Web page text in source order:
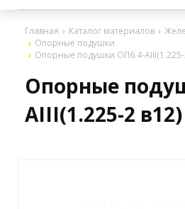
Главная Каталог материалов
Опорные подушки
Опорные подушки ОП6.4-АIII(1.225-
Опорные
АIII(1.225-2 в12)